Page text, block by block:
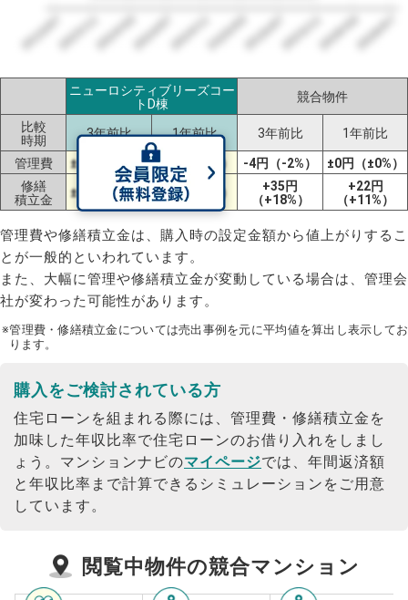
2023/072023/112024/032024/072024/112025/032025/072025/112026/032026/07
ニューロシティブリーズコー
トD棟
競合物件
比較
時期
3年前比 1年前比 3年前比 1年前比
管理費 ±0円（±0%） ±0円（±0%） -4円（-2%）
±0円（±0%）
修繕
積立金
±0円（±0%） ±0円（±0%）
+35円
（+18%）
+22円
（+11%）
管理費や修繕積立金は、購入時の設定金額から値上がりするこ
とが一般的といわれています。
また、大幅に管理や修繕積立金が変動している場合は、管理会
社が変わった可能性があります。
※管理費・修繕積立金については売出事例を元に平均値を算出し表示してお
ります。
購入をご検討されている方
住宅ローンを組まれる際には、管理費・修繕積立金を
加味した年収比率で住宅ローンのお借り入れをしまし
ょう。 マンションナビのマイページでは、年間返済額
と年収比率まで計算できるシミュレーションをご用意
しています。
閲覧中物件の競合マンション